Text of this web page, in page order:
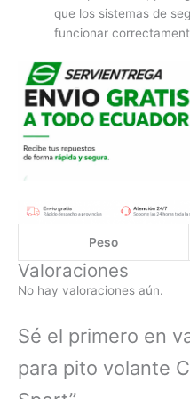
que los sistemas de
funcionar
Peso
Valoraciones
No hay valoraciones aún.
Sé el primero en
para pito volante